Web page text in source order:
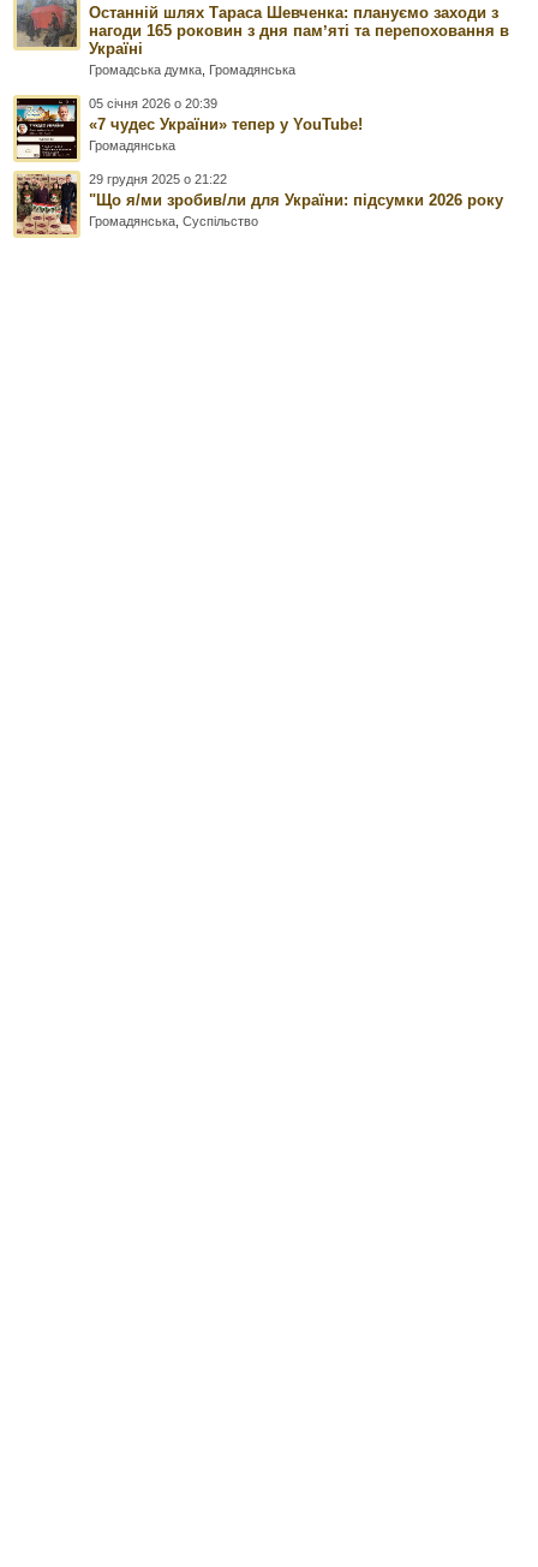
Останній шлях Тараса Шевченка: плануємо заходи з
нагоди 165 роковин з дня памʼяті та перепоховання в
Україні
Громадська думка Громадянська
05 січня 2026 о 20:39
«7 чудес України» тепер у YouTube!
Громадянська
29 грудня 2025 о 21:22
"Що я/ми зробив/ли для України: підсумки 2026 року
Громадянська ,Суспільство